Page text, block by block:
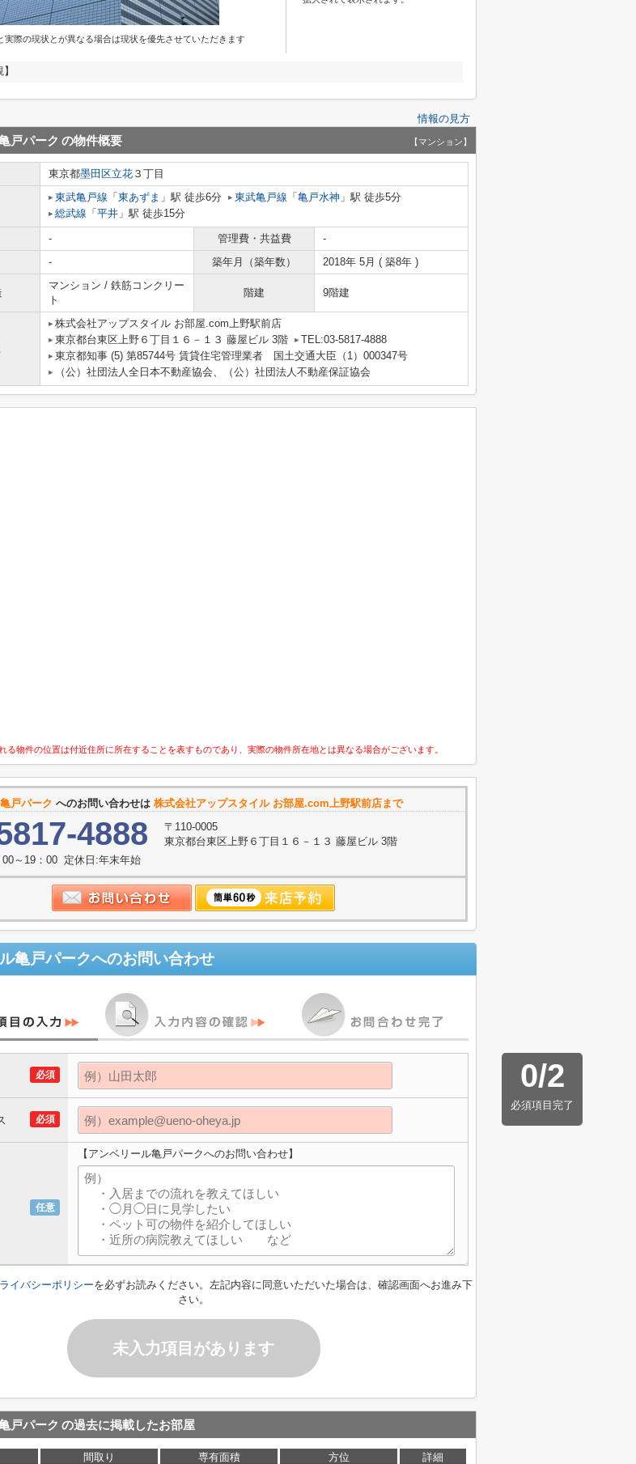
際の現状とが異なる場合は現状を優先させていただきます
情報の見方
戸パーク の物件概要 【マンション】
東京都墨田区立花 ３丁目
東武亀戸線 「 東あずま 」駅 徒歩6分 東武亀戸線 「 亀戸水神 」駅 徒歩5分
総武線 「 平井 」駅 徒歩15分
- 管理費・共益費
-
- 築年月（築年数） 2018年 5月 ( 築8年 )
マンション / 鉄筋コンクリー
ト
階建 9階建
株式会社アップスタイル お部屋.com上野駅前店
東京都台東区上野６丁目１６－１３ 藤屋ビル 3階
TEL:03-5817-4888
東京都知事 (5) 第85744号 賃貸住宅管理業者 国土交通大臣（1）000347号
（公）社団法人全日本不動産協会、（公）社団法人不動産保証協会
る物件の位置は付近住所に所在することを表すものであり、実際の物件所在地とは異なる場合がございます。
戸パーク へのお問い合わせは 株式会社アップスタイル お部屋.com上野駅前店まで
4888
〒110-0005
東京都台東区上野６丁目１６－１３ 藤屋ビル 3階
00～19：00 定休日:年末年始
亀戸パークへのお問い合わせ
0/2
必須項目完了
必須
必須
任意
【アンベリール亀戸パークへのお問い合わせ】
イバシーポリシーを必ずお読みください。左記内容に同意いただいた場合は、確認画面へお進み下
さい。
未入力項目があります
戸パーク の過去に掲載したお部屋
間取り 専有面積 方位
詳細